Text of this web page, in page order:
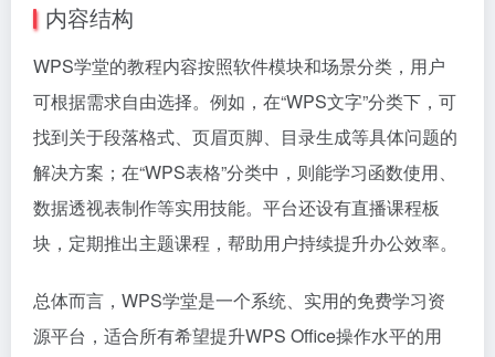
内容结构
WPS学堂的教程内容按照软件模块和场景分类，用户
可根据需求自由选择。例如，在“WPS文字”分类下，可
找到关于段落格式、页眉页脚、目录生成等具体问题的
解决方案；在“WPS表格”分类中，则能学习函数使用、
数据透视表制作等实用技能。平台还设有直播课程板
块，定期推出主题课程，帮助用户持续提升办公效率。
总体而言，WPS学堂是一个系统、实用的免费学习资
源平台，适合所有希望提升WPS Office操作水平的用